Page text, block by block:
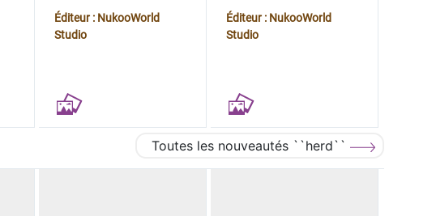
Éditeur : NukooWorld
Studio
Éditeur : NukooWorld
Studio
Toutes les nouveautés ``herd``